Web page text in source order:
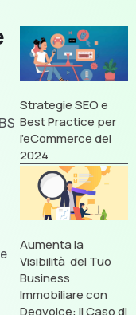
Strategie SEO e
Best Practice per
l’eCommerce del
2024
Aumenta la
Visibilità del Tuo
Business
Immobiliare con